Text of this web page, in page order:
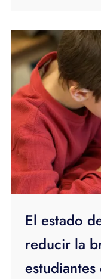
El estado
reducir la